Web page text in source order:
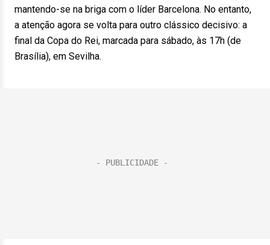
mantendo-se na briga com o líder Barcelona. No entanto,
a atenção agora se volta para outro clássico decisivo: a
final da Copa do Rei, marcada para sábado, às 17h (de
Brasília), em Sevilha.